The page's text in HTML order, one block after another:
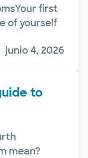
first
of yourself
junio 4, 2026
to
mean?